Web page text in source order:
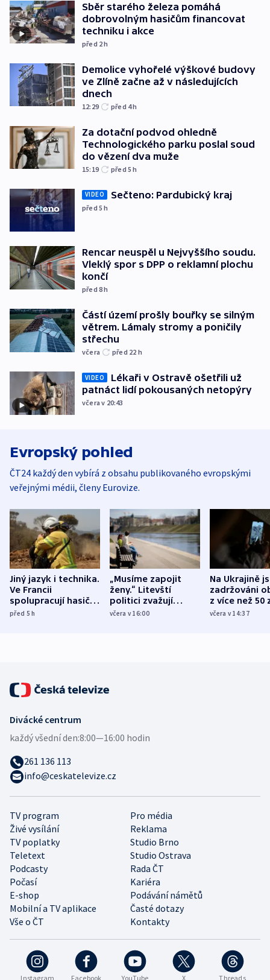
Sběr starého železa pomáhá
dobrovolným hasičům financovat
techniku i akce
před 2h
Demolice vyhořelé výškové budovy
ve Zlíně začne až v následujících
dnech
12:29 před 4h
Za dotační podvod ohledně
Technologického parku poslal soud
do vězení dva muže
15:19 před 5h
VIDEO Sečteno: Pardubický kraj
před 5h
Rencar neuspěl u Nejvyššího soudu.
Vleklý spor s DPP o reklamní plochu
končí
před 8h
Částí území prošly bouřky se silným
větrem. Lámaly stromy a poničily
střechu
včera před 22 h
VIDEO
Lékaři v Ostravě ošetřili už
patnáct lidí pokousaných netopýry
včera v 20:43
Evropský pohled
ČT24 každý den vybírá z obsahu publikovaného evropskými
veřejnými médii, členy Eurovize.
Jiný jazyk i technika.
Ve Francii
spolupracují hasiči z
různých zemí
před 5h
„Musíme zapojit
ženy.“ Litevští
politici zvažují
dohodu o
včera v 16:00
Na Ukrajině
zadržováni
z více než 50
Bojovali na
včera v 14:37
Instagram Facebook YouTube X Threads
TV program
Pro média
Živé vysílání
Reklama
TV poplatky
Studio Brno
Teletext
Studio Ostrava
Podcasty
Rada ČT
Počasí
Kariéra
E-shop
Podávání námětů
Mobilní a TV aplikace
Časté dotazy
Vše o ČT
Kontakty
Divácké centrum
každý všední den:8:00—16:00 hodin
261 136 113
info@ceskatelevize.cz